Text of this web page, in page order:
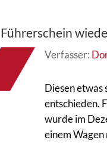
Führerschein
Verfasser:
Diesen etwas
entschieden.
wurde im
einem